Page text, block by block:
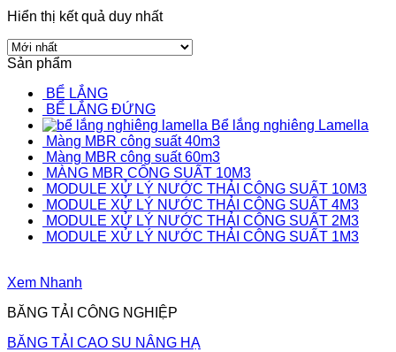
Hiển thị kết quả duy nhất
Sản phẩm
BỂ LẮNG
BỂ LẮNG ĐỨNG
Bể lắng nghiêng Lamella
Màng MBR công suất 40m3
Màng MBR công suất 60m3
MÀNG MBR CÔNG SUẤT 10M3
MODULE XỬ LÝ NƯỚC THẢI CÔNG SUẤT 10M3
MODULE XỬ LÝ NƯỚC THẢI CÔNG SUẤT 4M3
MODULE XỬ LÝ NƯỚC THẢI CÔNG SUẤT 2M3
MODULE XỬ LÝ NƯỚC THẢI CÔNG SUẤT 1M3
Xem Nhanh
BĂNG TẢI CÔNG NGHIỆP
BĂNG TẢI CAO SU NÂNG HẠ